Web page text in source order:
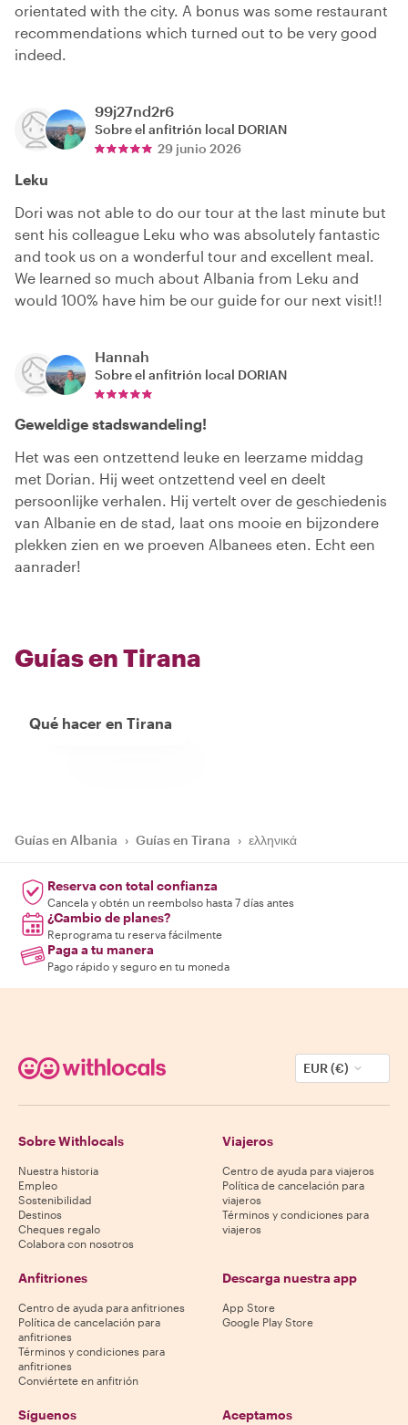
orientated with the city. A bonus was some restaurant
recommendations which turned out to be very good
indeed.
99j27nd2r6
Sobre el anfitrión local DORIAN
29 junio 2026
Leku
Dori was not able to do our tour at the last minute but
sent his colleague Leku who was absolutely fantastic
and took us on a wonderful tour and excellent meal.
We learned so much about Albania from Leku and
would 100% have him be our guide for our next visit!!
Hannah
Sobre el anfitrión local DORIAN
Geweldige stadswandeling!
Het was een ontzettend leuke en leerzame middag
met Dorian. Hij weet ontzettend veel en deelt
persoonlijke verhalen. Hij vertelt over de geschiedenis
van Albanie en de stad, laat ons mooie en bijzondere
plekken zien en we proeven Albanees eten. Echt een
aanrader!
Guías en Tirana
Qué hacer en Tirana
Guías en Albania › Guías en Tirana › ελληνικά
Reserva con total confianza
Cancela y obtén un reembolso hasta 7 días antes
¿Cambio de planes?
Reprograma tu reserva fácilmente
Paga a tu manera
Pago rápido y seguro en tu moneda
EUR (€)
Sobre Withlocals
Nuestra historia
Empleo
Sostenibilidad
Destinos
Cheques regalo
Colabora con nosotros
Viajeros
Centro de ayuda para viajeros
Política de cancelación para
viajeros
Términos y condiciones para
viajeros
Anfitriones
Centro de ayuda para anfitriones
Política de cancelación para
anfitriones
Términos y condiciones para
anfitriones
Conviértete en anfitrión
Descarga nuestra app
App Store
Google Play Store
Síguenos Aceptamos